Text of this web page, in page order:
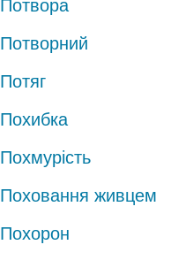
Потвора
Потворний
Потяг
Похибка
Похмурість
Поховання живцем
Похорон